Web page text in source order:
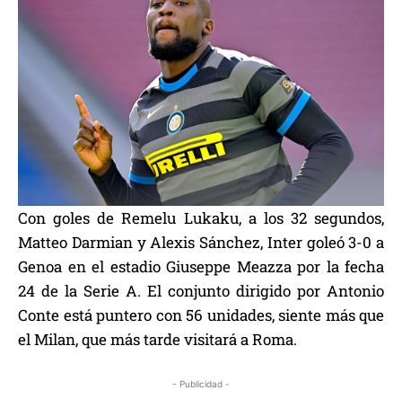
Con goles de Remelu Lukaku, a los 32 segundos,
Matteo Darmian y Alexis Sánchez, Inter goleó 3-0 a
Genoa en el estadio Giuseppe Meazza por la fecha
24 de la Serie A. El conjunto dirigido por Antonio
Conte está puntero con 56 unidades, siente más que
el Milan, que más tarde visitará a Roma.
- Publicidad -